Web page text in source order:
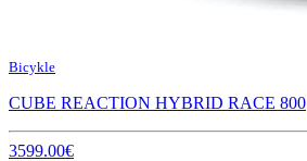
Bicykle
CUBE REACTION HYBRID RACE 800
3599.00€